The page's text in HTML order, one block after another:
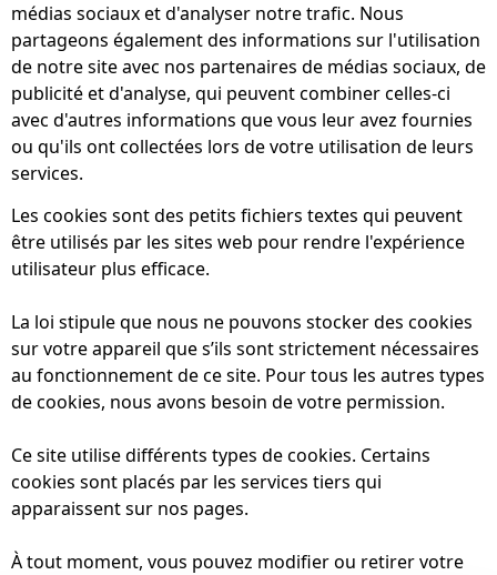
médias sociaux et d'analyser notre trafic. Nous
partageons également des informations sur l'utilisation
de notre site avec nos partenaires de médias sociaux, de
publicité et d'analyse, qui peuvent combiner celles-ci
avec d'autres informations que vous leur avez fournies
ou qu'ils ont collectées lors de votre utilisation de leurs
services.
Les cookies sont des petits fichiers textes qui peuvent
être utilisés par les sites web pour rendre l'expérience
utilisateur plus efficace.
La loi stipule que nous ne pouvons stocker des cookies
sur votre appareil que s’ils sont strictement nécessaires
au fonctionnement de ce site. Pour tous les autres types
de cookies, nous avons besoin de votre permission.
Ce site utilise différents types de cookies. Certains
cookies sont placés par les services tiers qui
apparaissent sur nos pages.
À tout moment, vous pouvez modifier ou retirer votre